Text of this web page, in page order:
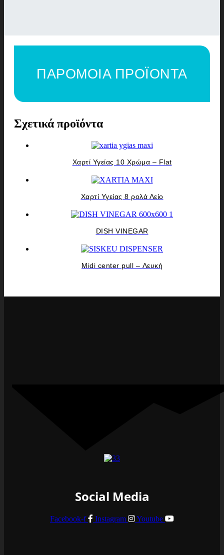
ΠΑΡΟΜΟΙΑ ΠΡΟΪΟΝΤΑ
Σχετικά προϊόντα
Χαρτί Υγείας 10 Χρώμα – Flat
Χαρτί Υγείας 8 ρολά Λείο
DISH VINEGAR
Midi center pull – Λευκή
Social Media
Facebook-f Instagram Youtube